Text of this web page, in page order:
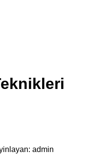
admin